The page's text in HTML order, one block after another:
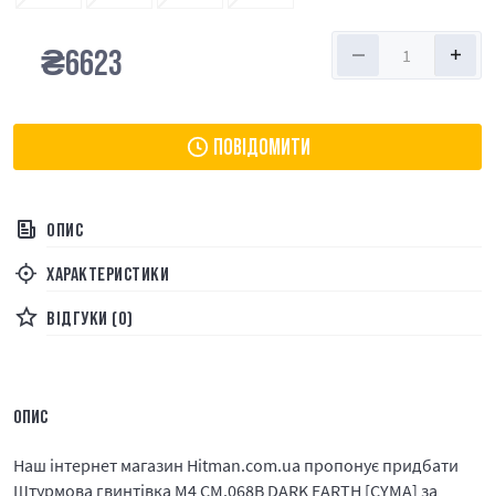
₴6623
ПОВІДОМИТИ
ОПИС
ХАРАКТЕРИСТИКИ
ВІДГУКИ (0)
ОПИС
Наш інтернет магазин Hitman.com.ua пропонує придбати
Штурмова гвинтівка M4 CM.068B DARK EARTH [CYMA] за